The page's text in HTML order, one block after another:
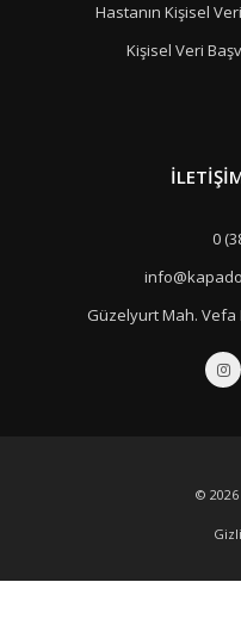
Hastanın Kişisel
Kişisel Veri
0
Güzelyurt Mah. Vefa
© 2026